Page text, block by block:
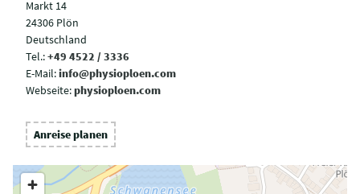
Markt 14
24306 Plön
Deutschland
Tel.:+49 4522 / 3336
E-Mail:info@physioploen.com
Webseite:physioploen.com
Anreise planen